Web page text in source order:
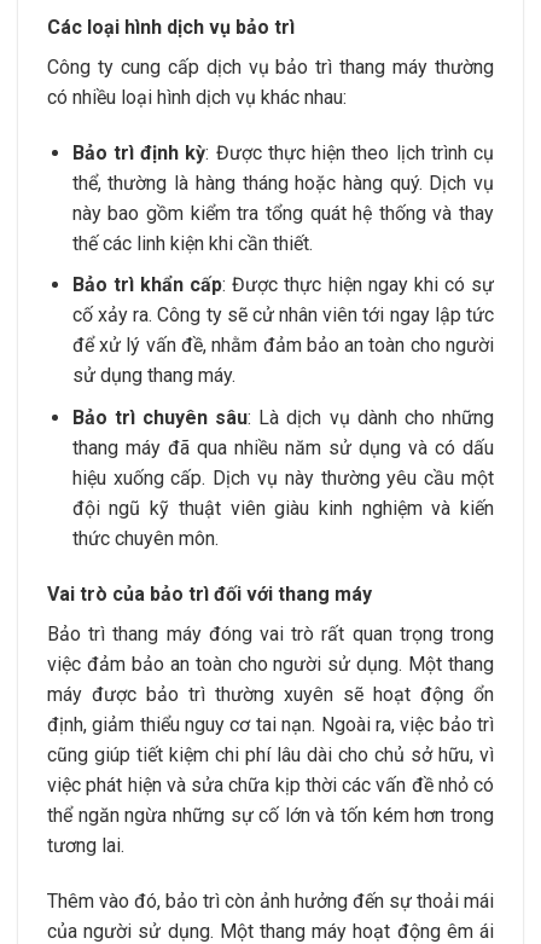
Các loại hình dịch vụ bảo trì
Công ty cung cấp dịch vụ bảo trì thang máy thường
có nhiều loại hình dịch vụ khác nhau:
Bảo trì định kỳ: Được thực hiện theo lịch trình cụ
thể, thường là hàng tháng hoặc hàng quý. Dịch vụ
này bao gồm kiểm tra tổng quát hệ thống và thay
thế các linh kiện khi cần thiết.
Bảo trì khẩn cấp: Được thực hiện ngay khi có sự
cố xảy ra. Công ty sẽ cử nhân viên tới ngay lập tức
để xử lý vấn đề, nhằm đảm bảo an toàn cho người
sử dụng thang máy.
Bảo trì chuyên sâu: Là dịch vụ dành cho những
thang máy đã qua nhiều năm sử dụng và có dấu
hiệu xuống cấp. Dịch vụ này thường yêu cầu một
đội ngũ kỹ thuật viên giàu kinh nghiệm và kiến
thức chuyên môn.
Vai trò của bảo trì đối với thang máy
Bảo trì thang máy đóng vai trò rất quan trọng trong
việc đảm bảo an toàn cho người sử dụng. Một thang
máy được bảo trì thường xuyên sẽ hoạt động ổn
định, giảm thiểu nguy cơ tai nạn. Ngoài ra, việc bảo trì
cũng giúp tiết kiệm chi phí lâu dài cho chủ sở hữu, vì
việc phát hiện và sửa chữa kịp thời các vấn đề nhỏ có
thể ngăn ngừa những sự cố lớn và tốn kém hơn trong
tương lai.
Thêm vào đó, bảo trì còn ảnh hưởng đến sự thoải mái
của người sử dụng. Một thang máy hoạt động êm ái